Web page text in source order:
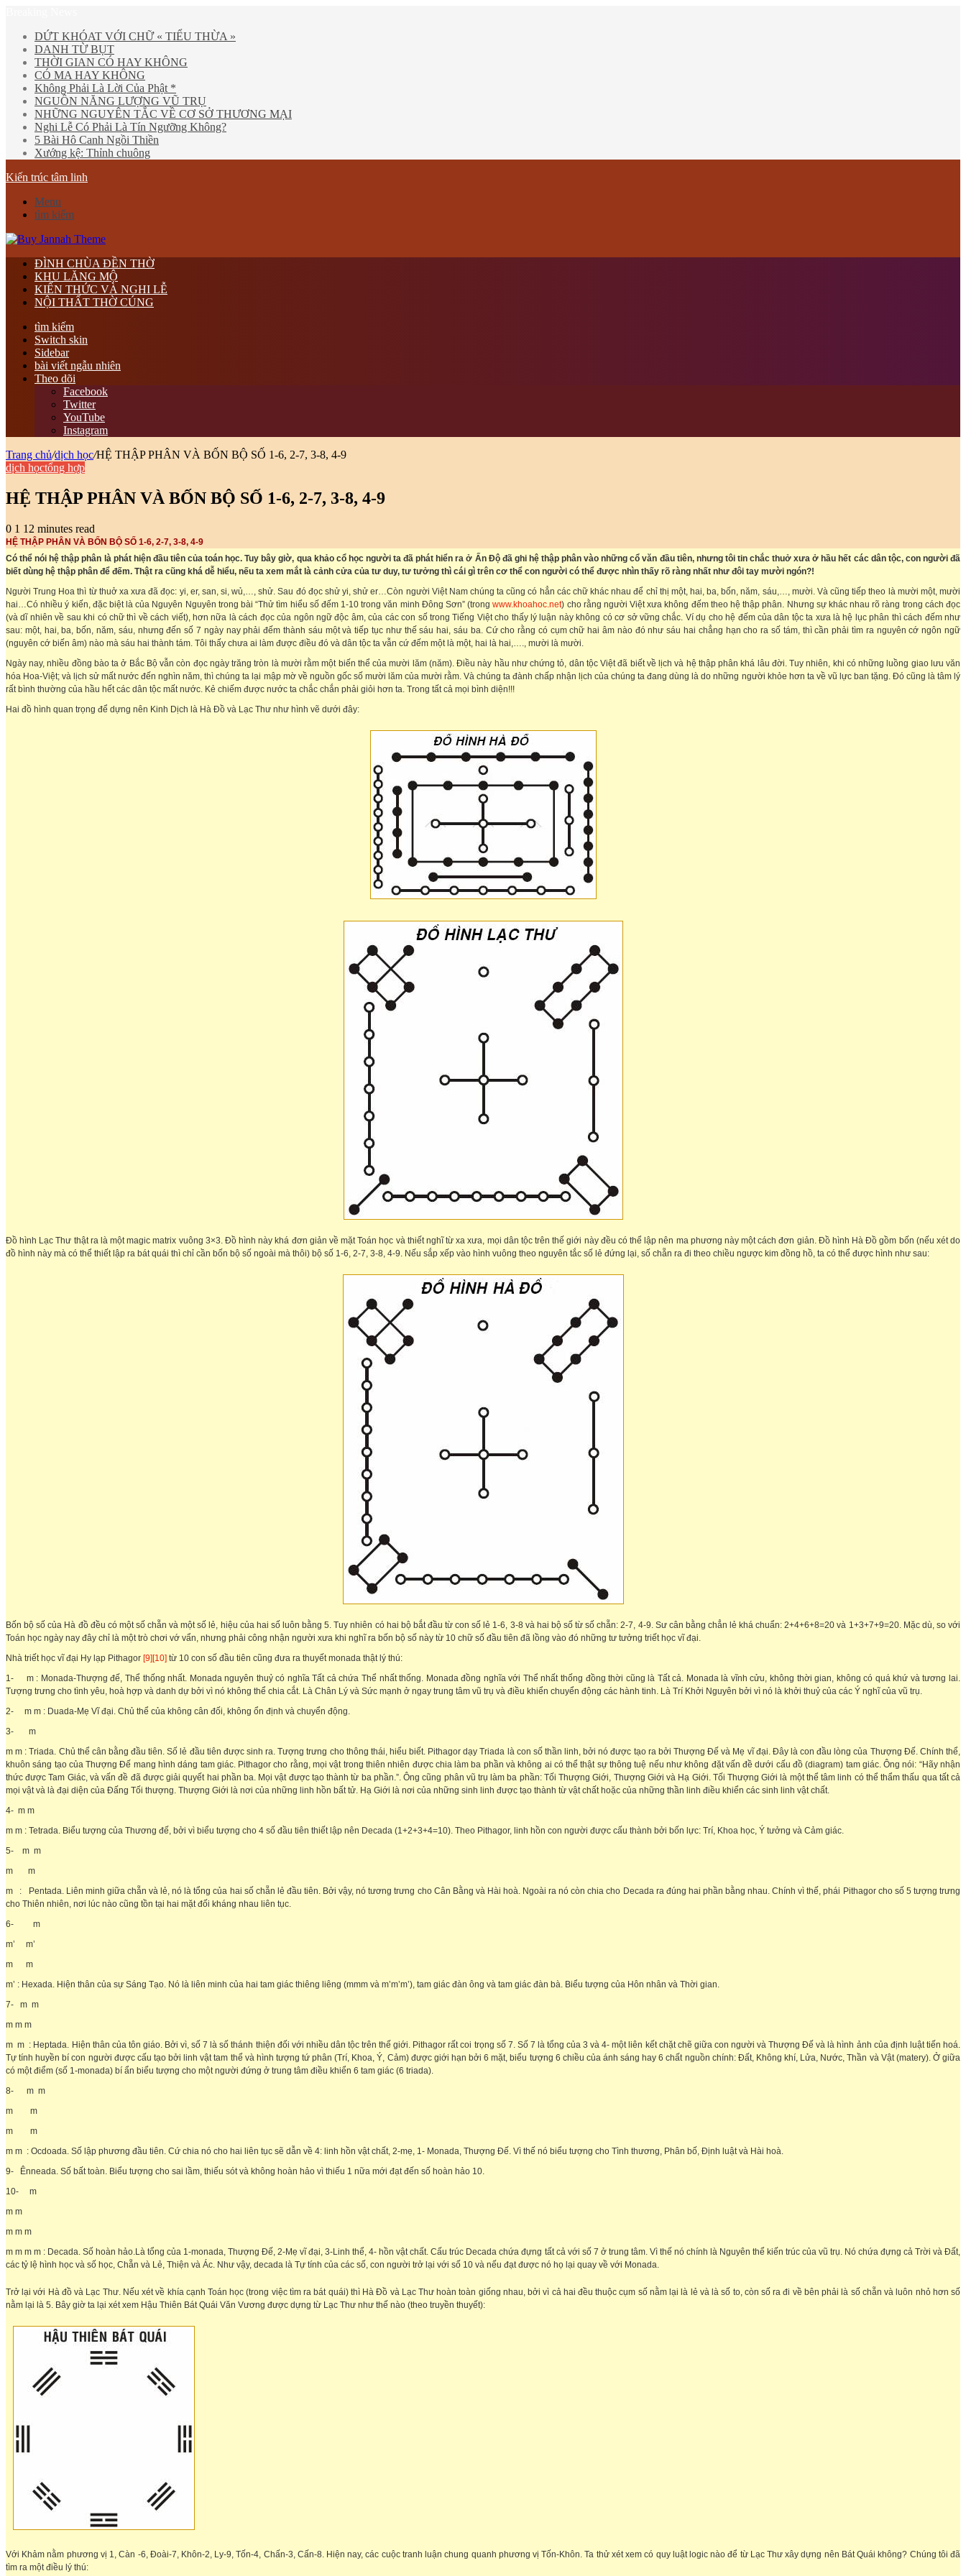
DỨT KHÓAT VỚI CHỮ « TIỂU THỪA »
DANH TỪ BỤT
THỜI GIAN CÓ HAY KHÔNG
CÓ MA HAY KHÔNG
Không Phải Là Lời Của Phật *
NGUỒN NĂNG LƯỢNG VŨ TRỤ
NHỮNG NGUYÊN TẮC VỀ CƠ SỞ THƯƠNG MẠI
Nghi Lễ Có Phải Là Tín Ngưỡng Không?
5 Bài Hô Canh Ngồi Thiền
Xướng kệ: Thỉnh chuông
Kiến trúc tâm linh
Menu
tìm kiếm
ĐÌNH CHÙA ĐỀN THỜ
KHU LĂNG MỘ
KIẾN THỨC VÀ NGHI LỄ
NỘI THẤT THỜ CÚNG
tìm kiếm
Switch skin
Sidebar
bài viết ngẫu nhiên
Theo dõi
Facebook
Twitter
YouTube
Instagram
Trang chủ/dịch học/HỆ THẬP PHÂN VÀ BỐN BỘ SỐ 1-6, 2-7, 3-8, 4-9
dịch họctổng hợp
HỆ THẬP PHÂN VÀ BỐN BỘ SỐ 1-6, 2-7, 3-8, 4-9
0 1 12 minutes read
HỆ THẬP PHÂN VÀ BỐN BỘ SỐ 1-6, 2-7, 3-8, 4-9
Có thể nói hệ thập phân là phát hiện đầu tiên của toán học. Tuy bây giờ, qua khảo cổ học người ta đã phát hiển ra ở Ấn Độ đã ghi hệ thập phân vào những cổ văn đầu tiên, nhưng tôi tin chắc thuở xưa ở hầu hết các dân tộc, con người đã
biết dùng hệ thập phân để đếm. Thật ra cũng khá dễ hiểu, nếu ta xem mắt là cảnh cửa của tư duy, tư tưởng thì cái gì trên cơ thể con người có thể được nhìn thấy rõ ràng nhất như đôi tay mười ngón?!
Người Trung Hoa thì từ thuở xa xưa đã đọc: yi, er, san, si, wủ,…, shử. Sau đó đọc shử yi, shử er…Còn người Việt Nam chúng ta cũng có hẳn các chữ khác nhau để chỉ thị một, hai, ba, bốn, năm, sáu,…, mười. Và cũng tiếp theo là mười một, mười
hai…Có nhiều ý kiến, đặc biệt là của Nguyên Nguyên trong bài “Thử tìm hiểu số đếm 1-10 trong văn minh Đông Sơn” (trongwww.khoahoc.net) cho rằng người Việt xưa không đếm theo hệ thập phân. Nhưng sự khác nhau rõ ràng trong cách đọc
(và dĩ nhiên về sau khi có chữ thì về cách viết), hơn nữa là cách đọc của ngôn ngữ độc âm, của các con số trong Tiếng Việt cho thấy lý luận này không có cơ sở vững chắc. Ví dụ cho hệ đếm của dân tộc ta xưa là hệ lục phân thì cách đếm như
sau: một, hai, ba, bốn, năm, sáu, nhưng đến số 7 ngày nay phải đếm thành sáu một và tiếp tục như thế sáu hai, sáu ba. Cứ cho rằng có cụm chữ hai âm nào đó như sáu hai chẳng hạn cho ra số tám, thì cần phải tìm ra nguyên cớ ngôn ngữ
(nguyên cớ biến âm) nào mà sáu hai thành tám. Tôi thấy chưa ai làm được điều đó và dân tộc ta vẫn cứ đếm một là một, hai là hai,…., mười là mười.
Ngày nay, nhiều đồng bào ta ở Bắc Bộ vẫn còn đọc ngày trăng tròn là mười rằm một biến thể của mười lăm (năm). Điều này hầu như chứng tỏ, dân tộc Việt đã biết về lịch và hệ thập phân khá lâu đời. Tuy nhiên, khi có những luồng giao lưu văn
hóa Hoa-Việt; và lịch sử mất nước đến nghìn năm, thì chúng ta lại mập mờ về nguồn gốc số mười lăm của mười rằm. Và chúng ta đành chấp nhận lịch của chúng ta đang dùng là do những người khỏe hơn ta về vũ lực ban tặng. Đó cũng là tâm lý
rất bình thường của hầu hết các dân tộc mất nước. Kẻ chiếm được nước ta chắc chắn phải giỏi hơn ta. Trong tất cả mọi bình diện!!!
Hai đồ hình quan trọng để dựng nên Kinh Dịch là Hà Đồ và Lạc Thư như hình vẽ dưới đây:
Đồ hình Lạc Thư thật ra là một magic matrix vuông 3×3. Đồ hình này khá đơn giản về mặt Toán học và thiết nghĩ từ xa xưa, mọi dân tộc trên thế giới này đều có thể lập nên ma phương này một cách đơn giản. Đồ hình Hà Đồ gồm bốn (nếu xét do
đồ hình này mà có thể thiết lập ra bát quái thì chỉ cần bốn bộ số ngoài mà thôi) bộ số 1-6, 2-7, 3-8, 4-9. Nếu sắp xếp vào hình vuông theo nguyên tắc số lẻ đứng lại, số chẵn ra đi theo chiều ngược kim đồng hồ, ta có thể được hình như sau:
Bốn bộ số của Hà đồ đều có một số chẵn và một số lẻ, hiệu của hai số luôn bằng 5. Tuy nhiên có hai bộ bắt đầu từ con số lẻ 1-6, 3-8 và hai bộ số từ số chẵn: 2-7, 4-9. Sư cân bằng chẳn lẻ khá chuẩn: 2+4+6+8=20 và 1+3+7+9=20. Mặc dù, so với
Toán học ngày nay đây chỉ là một trò chơi vớ vẩn, nhưng phải công nhận người xưa khi nghĩ ra bốn bộ số này từ 10 chữ số đầu tiên đã lồng vào đó những tư tưởng triết học vĩ đại.
Nhà triết học vĩ đại Hy lạp Pithagor [9][10] từ 10 con số đầu tiên cũng đưa ra thuyết monada thật lý thú:
1- m : Monada-Thượng đế, Thể thống nhất. Monada nguyên thuỷ có nghĩa Tất cả chứa Thể nhất thống. Monada đồng nghĩa với Thể nhất thống đồng thời cũng là Tất cả. Monada là vĩnh cửu, không thời gian, không có quá khứ và tương lai.
Tượng trưng cho tình yêu, hoà hợp và danh dự bởi vì nó không thể chia cắt. Là Chân Lý và Sức mạnh ở ngay trung tâm vũ trụ và điều khiển chuyển động các hành tinh. Là Trí Khởi Nguyên bởi vì nó là khởi thuỷ của các Ý nghĩ của vũ trụ.
2- m m : Duada-Mẹ Vĩ đại. Chủ thể của không cân đối, không ổn định và chuyển động.
3- m
m m : Triada. Chủ thể cân bằng đầu tiên. Số lẻ đầu tiên được sinh ra. Tượng trưng cho thông thái, hiểu biết. Pithagor dạy Triada là con số thần linh, bởi nó được tạo ra bởi Thượng Đế và Mẹ vĩ đại. Đây là con đầu lòng của Thượng Đế. Chính thể,
khuôn sáng tạo của Thượng Đế mang hình dáng tam giác. Pithagor cho rằng, mọi vật trong thiên nhiên được chia làm ba phần và không ai có thể thật sự thông tuệ nếu như không đặt vấn đề dưới cấu đồ (diagram) tam giác. Ông nói: “Hãy nhận
thức được Tam Giác, và vấn đề đã được giải quyết hai phần ba. Mọi vật được tạo thành từ ba phần.”. Ông cũng phân vũ trụ làm ba phần: Tối Thượng Giới, Thượng Giới và Hạ Giới. Tối Thượng Giới là một thể tâm linh có thể thẩm thấu qua tất cả
mọi vật và là đại diện của Đấng Tối thượng. Thượng Giới là nơi của những linh hồn bất tử. Hạ Giới là nơi của những sinh linh được tạo thành từ vật chất hoặc của những thần linh điều khiển các sinh linh vật chất.
4- m m
m m : Tetrada. Biểu tượng của Thương đế, bởi vì biểu tượng cho 4 số đầu tiên thiết lập nên Decada (1+2+3+4=10). Theo Pithagor, linh hồn con người được cấu thành bởi bốn lực: Trí, Khoa học, Ý tưởng và Cảm giác.
5- m m
m m
m : Pentada. Liên minh giữa chẵn và lẻ, nó là tổng của hai số chẵn lẻ đầu tiên. Bởi vậy, nó tương trưng cho Cân Bằng và Hài hoà. Ngoài ra nó còn chia cho Decada ra đúng hai phần bằng nhau. Chính vì thế, phái Pithagor cho số 5 tượng trưng
cho Thiên nhiên, nơi lúc nào cũng tồn tại hai mặt đối kháng nhau liên tục.
6- m
m’ m’
m m
m’ : Hexada. Hiện thân của sự Sáng Tạo. Nó là liên minh của hai tam giác thiêng liêng (mmm và m’m’m’), tam giác đàn ông và tam giác đàn bà. Biểu tượng của Hôn nhân và Thời gian.
7- m m
m m m
m m : Heptada. Hiện thân của tôn giáo. Bởi vì, số 7 là số thánh thiện đối với nhiều dân tộc trên thế giới. Pithagor rất coi trọng số 7. Số 7 là tổng của 3 và 4- một liên kết chặt chẽ giữa con người và Thượng Đế và là hình ảnh của định luật tiến hoá.
Tự tính huyền bí con người được cấu tạo bởi linh vật tam thể và hình tượng tứ phân (Trí, Khoa, Ý, Cảm) được giới hạn bởi 6 mặt, biểu tượng 6 chiều của ánh sáng hay 6 chất nguồn chính: Đất, Không khí, Lửa, Nước, Thần và Vật (matery). Ở giữa
có một điểm (số 1-monada) bí ẩn biểu tượng cho một người đứng ở trung tâm điều khiển 6 tam giác (6 triada).
8- m m
m m
m m
m m : Ocdoada. Số lập phương đầu tiên. Cứ chia nó cho hai liên tục sẽ dẫn về 4: linh hồn vật chất, 2-mẹ, 1- Monada, Thượng Đế. Vì thế nó biểu tượng cho Tình thương, Phân bố, Định luật và Hài hoà.
9- Ênneada. Số bất toàn. Biểu tượng cho sai lầm, thiếu sót và không hoàn hảo vì thiếu 1 nữa mới đạt đến số hoàn hảo 10.
10- m
m m
m m m
m m m m : Decada. Số hoàn hảo.Là tổng của 1-monada, Thượng Đế, 2-Mẹ vĩ đại, 3-Linh thể, 4- hồn vật chất. Cấu trúc Decada chứa đựng tất cả với số 7 ở trung tâm. Vì thế nó chính là Nguyên thể kiến trúc của vũ trụ. Nó chứa đựng cả Trời và Đất,
các tỷ lệ hình học và số học, Chẵn và Lẻ, Thiện và Ác. Như vậy, decada là Tự tính của các số, con người trở lại với số 10 và nếu đạt được nó họ lại quay về với Monada.
Trở lại với Hà đồ và Lạc Thư. Nếu xét về khía cạnh Toán học (trong việc tìm ra bát quái) thì Hà Đồ và Lạc Thư hoàn toàn giống nhau, bởi vì cả hai đều thuộc cụm số nằm lại là lẻ và là số to, còn số ra đi về bên phải là số chẵn và luôn nhỏ hơn số
nằm lại là 5. Bây giờ ta lại xét xem Hậu Thiên Bát Quái Văn Vương được dựng từ Lạc Thư như thế nào (theo truyền thuyết):
Với Khảm nằm phương vị 1, Càn -6, Đoài-7, Khôn-2, Ly-9, Tốn-4, Chấn-3, Cấn-8. Hiện nay, các cuộc tranh luận chung quanh phương vị Tốn-Khôn. Ta thử xét xem có quy luật logic nào để từ Lạc Thư xây dựng nên Bát Quái không? Chúng tôi đã
tìm ra một điều lý thú: